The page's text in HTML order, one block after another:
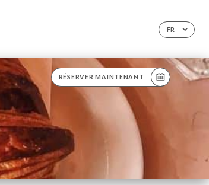
FR
RÉSERVER MAINTENANT